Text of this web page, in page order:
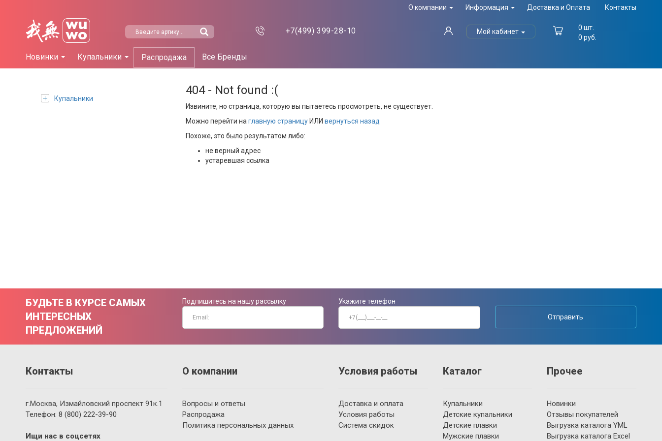
О компании Информация Доставка и Оплата Контакты
+7(499) 399-28-10 Мой кабинет
0 шт.
0 руб.
Новинки Купальники Распродажа Все Бренды
Купальники
404 - Not found :(
Извините, но страница, которую вы пытаетесь просмотреть, не существует.
Можно перейти на главную страницу ИЛИ вернуться назад
Похоже, это было результатом либо:
не верный адрес
устаревшая ссылка
БУДЬТЕ В КУРСЕ САМЫХ
ИНТЕРЕСНЫХ
ПРЕДЛОЖЕНИЙ
Подпишитесь на нашу рассылку
Укажите телефон
Отправить
Контакты
г.Москва, Измайловский проспект 91к.1
Телефон: 8 (800) 222-39-90
Ищи нас в соцсетях
О компании
Вопросы и ответы
Распродажа
Политика персональных данных
Условия работы
Доставка и оплата
Условия работы
Система скидок
Каталог
Купальники
Детские купальники
Детские плавки
Мужские плавки
Прочее
Новинки
Отзывы покупателей
Выгрузка каталога YML
Выгрузка каталога Excel